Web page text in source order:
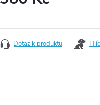
Dotaz k produktu